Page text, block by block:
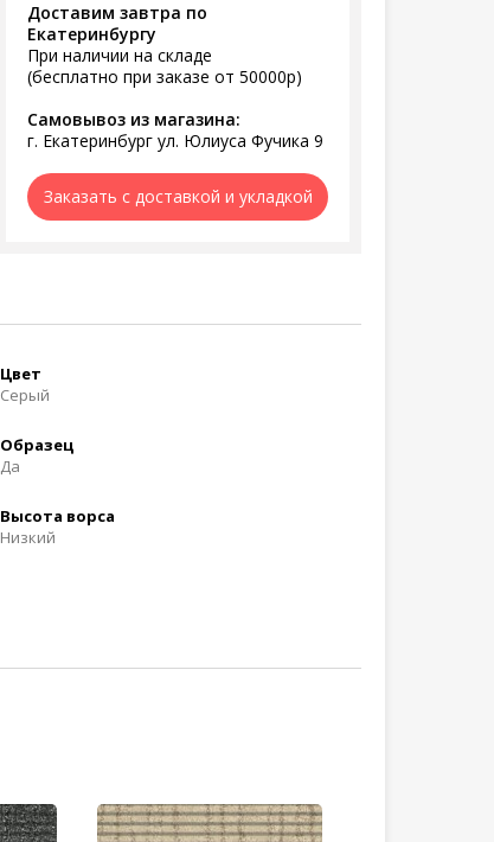
Доставим завтра по
Екатеринбургу
При наличии на складе
(бесплатно при заказе от 50000р)
Самовывоз из магазина:
г. Екатеринбург ул. Юлиуса Фучика 9
Заказать с доставкой и укладкой
Цвет
Серый
Образец
Да
Высота ворса
Низкий